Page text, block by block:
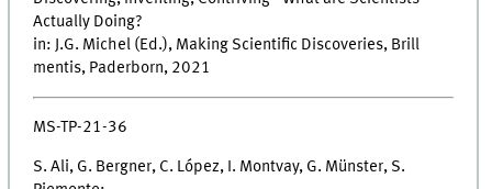
Actually Doing?
in: J.G. Michel (Ed.), Making Scientific Discoveries, Brill
mentis, Paderborn, 2021
MS-TP-21-36
S. Ali, G. Bergner, C. López, I. Montvay, G. Münster, S.